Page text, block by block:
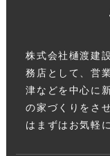
株式会社樋渡建
務店として、営
津などを中心に
の家づくりをさ
はまずはお気軽